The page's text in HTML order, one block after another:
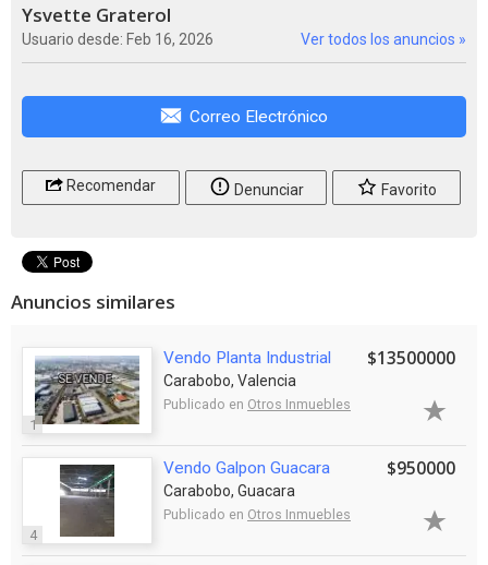
Ysvette Graterol
Usuario desde: Feb 16, 2026 Ver todos los anuncios »
Correo Electrónico
Recomendar Denunciar Favorito
Anuncios similares
1
Vendo Planta Industrial
Carabobo, Valencia
Publicado en Otros Inmuebles
$13500000
4
Vendo Galpon Guacara
Carabobo, Guacara
Publicado en Otros Inmuebles
$950000